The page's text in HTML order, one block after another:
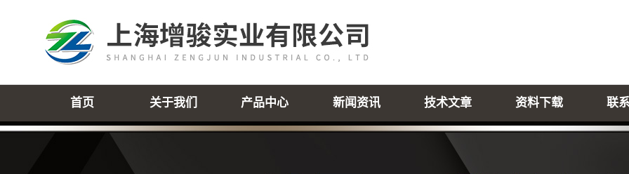
首页 关于我们 产品中心 新闻资讯 技术文章 资料下载 联